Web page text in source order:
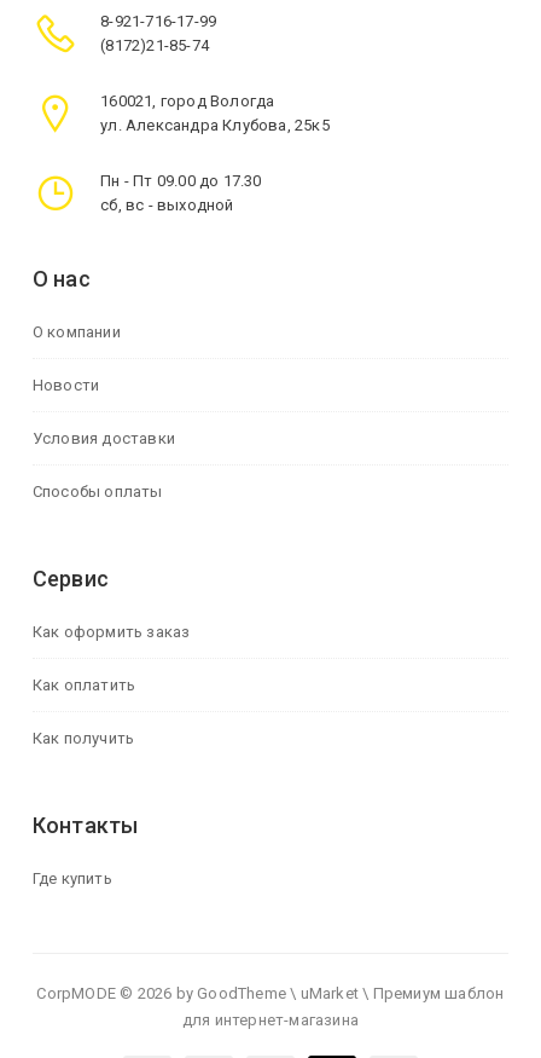
8-921-716-17-99
(8172)21-85-74
160021, город Вологда
ул. Александра Клубова, 25к5
Пн - Пт 09.00 до 17.30
сб, вс - выходной
О нас
О компании
Новости
Условия доставки
Способы оплаты
Сервис
Как оформить заказ
Как оплатить
Как получить
Контакты
Где купить
CorpMODE © 2026 by GoodTheme \ uMarket \ Премиум шаблон
для интернет-магазина